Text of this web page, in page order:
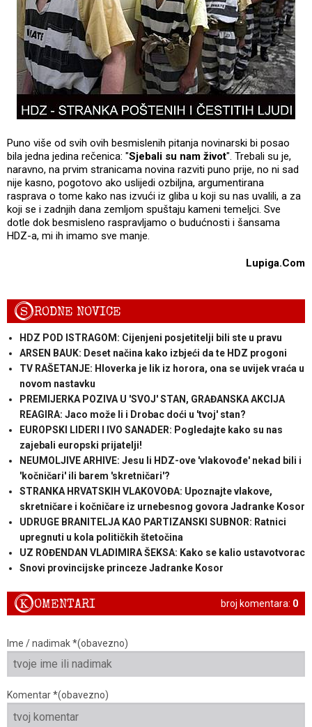
Puno više od svih ovih besmislenih pitanja novinarski bi posao
bila jedna jedina rečenica: "Sjebali su nam život". Trebali su je,
naravno, na prvim stranicama novina razviti puno prije, no ni sad
nije kasno, pogotovo ako uslijedi ozbiljna, argumentirana
rasprava o tome kako nas izvući iz gliba u koji su nas uvalili, a za
koji se i zadnjih dana zemljom spuštaju kameni temeljci. Sve
dotle dok besmisleno raspravljamo o budućnosti i šansama
HDZ-a, mi ih imamo sve manje.
Lupiga.Com
SRODNE NOVICE
HDZ POD ISTRAGOM: Cijenjeni posjetitelji bili ste u pravu
ARSEN BAUK: Deset načina kako izbjeći da te HDZ progoni
TV RAŠETANJE: Hloverka je lik iz horora, ona se uvijek vraća u
novom nastavku
PREMIJERKA POZIVA U 'SVOJ' STAN, GRAĐANSKA AKCIJA
REAGIRA: Jaco može li i Drobac doći u 'tvoj' stan?
EUROPSKI LIDERI I IVO SANADER: Pogledajte kako su nas
zajebali europski prijatelji!
NEUMOLJIVE ARHIVE: Jesu li HDZ-ove 'vlakovođe' nekad bili i
'kočničari' ili barem 'skretničari'?
STRANKA HRVATSKIH VLAKOVOĐA: Upoznajte vlakove,
skretničare i kočničare iz urnebesnog govora Jadranke Kosor
UDRUGE BRANITELJA KAO PARTIZANSKI SUBNOR: Ratnici
upregnuti u kola političkih štetočina
UZ ROĐENDAN VLADIMIRA ŠEKSA: Kako se kalio ustavotvorac
Snovi provincijske princeze Jadranke Kosor
broj komentara: 0
KOMENTARI
Ime / nadimak *(obavezno)
Komentar *(obavezno)